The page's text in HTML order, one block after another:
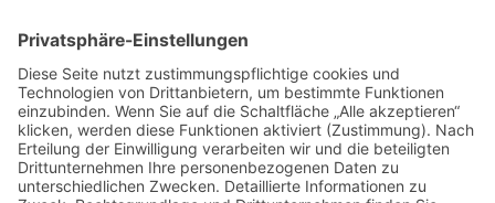
Service
Information
Unsere weiteren Shops